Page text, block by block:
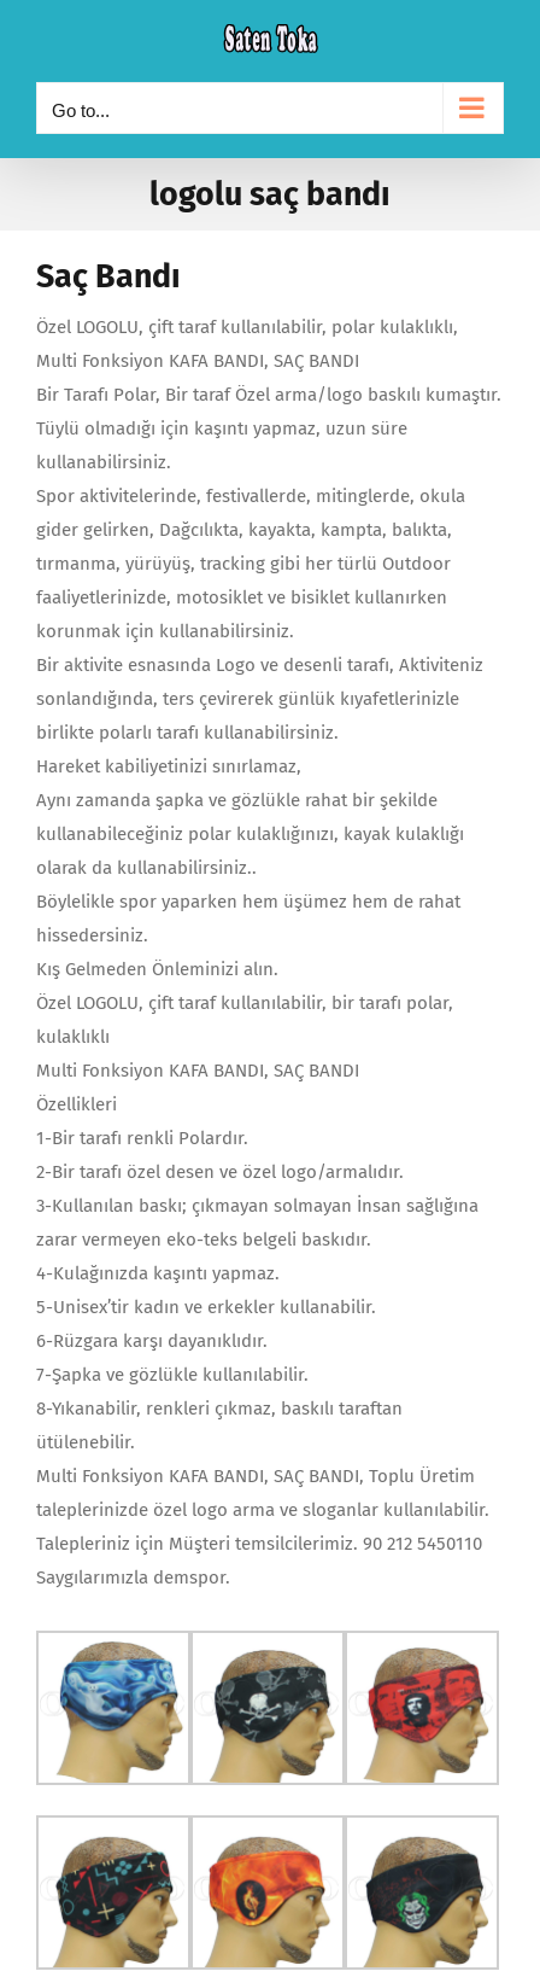
content
Go to...
logolu saç bandı
Saç Bandı
Özel LOGOLU, çift taraf kullanılabilir, polar kulaklıklı,
Multi Fonksiyon KAFA BANDI, SAÇ BANDI
Bir Tarafı Polar, Bir taraf Özel arma/logo baskılı kumaştır.
Tüylü olmadığı için kaşıntı yapmaz, uzun süre
kullanabilirsiniz.
Spor aktivitelerinde, festivallerde, mitinglerde, okula
gider gelirken, Dağcılıkta, kayakta, kampta, balıkta,
tırmanma, yürüyüş, tracking gibi her türlü Outdoor
faaliyetlerinizde, motosiklet ve bisiklet kullanırken
korunmak için kullanabilirsiniz.
Bir aktivite esnasında Logo ve desenli tarafı, Aktiviteniz
sonlandığında, ters çevirerek günlük kıyafetlerinizle
birlikte polarlı tarafı kullanabilirsiniz.
Hareket kabiliyetinizi sınırlamaz,
Aynı zamanda şapka ve gözlükle rahat bir şekilde
kullanabileceğiniz polar kulaklığınızı, kayak kulaklığı
olarak da kullanabilirsiniz..
Böylelikle spor yaparken hem üşümez hem de rahat
hissedersiniz.
Kış Gelmeden Önleminizi alın.
Özel LOGOLU, çift taraf kullanılabilir, bir tarafı polar,
kulaklıklı
Multi Fonksiyon KAFA BANDI, SAÇ BANDI
Özellikleri
1-Bir tarafı renkli Polardır.
2-Bir tarafı özel desen ve özel logo/armalıdır.
3-Kullanılan baskı; çıkmayan solmayan İnsan sağlığına
zarar vermeyen eko-teks belgeli baskıdır.
4-Kulağınızda kaşıntı yapmaz.
5-Unisex’tir kadın ve erkekler kullanabilir.
6-Rüzgara karşı dayanıklıdır.
7-Şapka ve gözlükle kullanılabilir.
8-Yıkanabilir, renkleri çıkmaz, baskılı taraftan
ütülenebilir.
Multi Fonksiyon KAFA BANDI, SAÇ BANDI, Toplu Üretim
taleplerinizde özel logo arma ve sloganlar kullanılabilir.
Talepleriniz için Müşteri temsilcilerimiz. 90 212 5450110
Saygılarımızla demspor.